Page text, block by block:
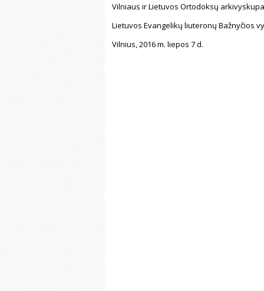
Vilniaus ir Lietuvos Ortodoksų
Lietuvos Evangelikų liuteronų Bažnyčios
Vilnius, 2016 m. liepos 7 d.